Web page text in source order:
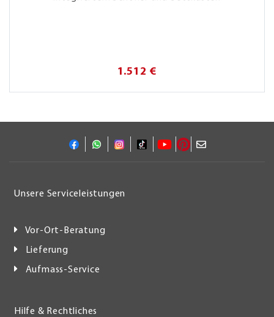
1.512 €
Unsere Serviceleistungen
Vor-Ort-Beratung
Lieferung
Aufmass-Service
Hilfe & Rechtliches